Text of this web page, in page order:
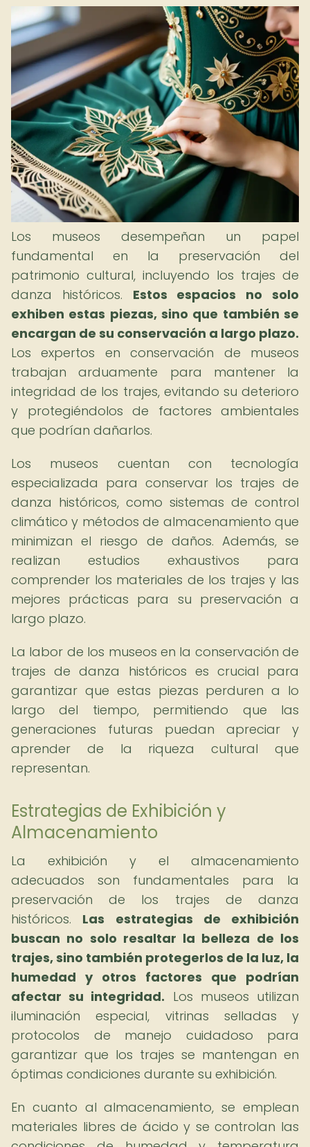
Los museos desempeñan un papel
fundamental en la preservación del
patrimonio cultural, incluyendo los trajes de
danza históricos. Estos espacios no solo
exhiben estas piezas, sino que también se
encargan de su conservación a largo plazo.
Los expertos en conservación de museos
trabajan arduamente para mantener la
integridad de los trajes, evitando su deterioro
y protegiéndolos de factores ambientales
que podrían dañarlos.
Los museos cuentan con tecnología
especializada para conservar los trajes de
danza históricos, como sistemas de control
climático y métodos de almacenamiento que
minimizan el riesgo de daños. Además, se
realizan estudios exhaustivos para
comprender los materiales de los trajes y las
mejores prácticas para su preservación a
largo plazo.
La labor de los museos en la conservación de
trajes de danza históricos es crucial para
garantizar que estas piezas perduren a lo
largo del tiempo, permitiendo que las
generaciones futuras puedan apreciar y
aprender de la riqueza cultural que
representan.
Estrategias de Exhibición y
Almacenamiento
La exhibición y el almacenamiento
adecuados son fundamentales para la
preservación de los trajes de danza
históricos. Las estrategias de exhibición
buscan no solo resaltar la belleza de los
trajes, sino también protegerlos de la luz, la
humedad y otros factores que podrían
afectar su integridad. Los museos utilizan
iluminación especial, vitrinas selladas y
protocolos de manejo cuidadoso para
garantizar que los trajes se mantengan en
óptimas condiciones durante su exhibición.
En cuanto al almacenamiento, se emplean
materiales libres de ácido y se controlan las